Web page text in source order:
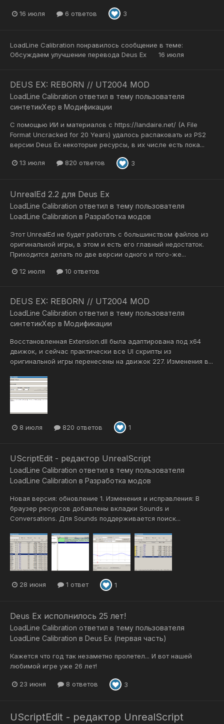
16 июля 6 ответов 3
LoadLine Calibration понравилось сообщение в теме:
Обсуждаем улучшение перевода Deus Ex
16 июля
DEUS EX: REBORN // UT2004 MOD
LoadLine Calibration ответил в тему пользователя
синтетикХер в Модификации
С помощью ИИ и материалов с https://landaire.net/ (A File
Format Uncracked for 20 Years) удалось распаковать из PS2
версии Deus Ex некоторые ресурсы, в их числе есть пока...
13 июля 820 ответов 3
UnrealEd 2.2 для Deus Ex
LoadLine Calibration ответил в тему пользователя
LoadLine Calibration в Разработка модов
Этот UnrealEd не будет работать с большинством файлов из
оригинальной игры, в этом и есть его главный недостаток.
Приходится делать по две версии одного и того-же...
12 июля 10 ответов
DEUS EX: REBORN // UT2004 MOD
LoadLine Calibration ответил в тему пользователя
синтетикХер в Модификации
Восстановленная Extension.dll была адаптирована под x64
движок, и сейчас практически все UI скрипты из
оригинальной игры перенесены на движок 227. Изменения в...
8 июля 820 ответов 1
UScriptEdit - редактор UnrealScript
LoadLine Calibration ответил в тему пользователя
LoadLine Calibration в Разработка модов
Новая версия: обновление 1. Изменения и исправления: В
браузер ресурсов добавлены вкладки Sounds и
Conversations. Для Sounds поддерживается поиск...
28 июня 1 ответ 1
Deus Ex исполнилось 25 лет!
LoadLine Calibration ответил в тему пользователя
LoadLine Calibration в Deus Ex (первая часть)
Кажется что год так незаметно пролетел... И вот нашей
любимой игре уже 26 лет!
23 июня 8 ответов 3
UScriptEdit - редактор UnrealScript